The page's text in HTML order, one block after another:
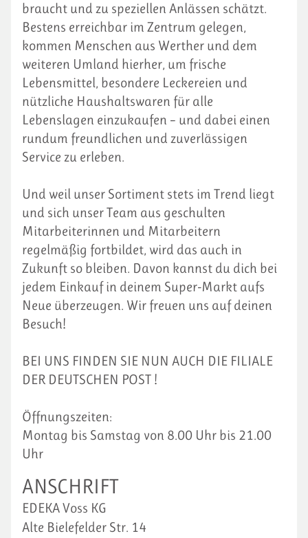
braucht und zu speziellen Anlässen schätzt.
Bestens erreichbar im Zentrum gelegen,
kommen Menschen aus Werther und dem
weiteren Umland hierher, um frische
Lebensmittel, besondere Leckereien und
nützliche Haushaltswaren für alle
Lebenslagen einzukaufen – und dabei einen
rundum freundlichen und zuverlässigen
Service zu erleben.
Und weil unser Sortiment stets im Trend liegt
und sich unser Team aus geschulten
Mitarbeiterinnen und Mitarbeitern
regelmäßig fortbildet, wird das auch in
Zukunft so bleiben. Davon kannst du dich bei
jedem Einkauf in deinem Super-Markt aufs
Neue überzeugen. Wir freuen uns auf deinen
Besuch!
BEI UNS FINDEN SIE NUN AUCH DIE FILIALE
DER DEUTSCHEN POST !
Öffnungszeiten:
Montag bis Samstag von 8.00 Uhr bis 21.00
Uhr
ANSCHRIFT
EDEKA Voss KG
Alte Bielefelder Str. 14